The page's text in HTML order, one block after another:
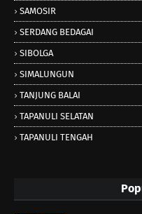
SAMOSIR
SERDANG BEDAGAI
SIBOLGA
SIMALUNGUN
TANJUNG BALAI
TAPANULI SELATAN
TAPANULI TENGAH